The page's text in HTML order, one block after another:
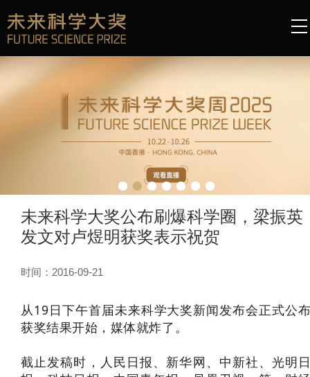
未来科学大奖公布刷爆科学圈，梁振英
发文对卢煜明获奖表示祝贺
时间：2016-09-21
从19日下午首届未来科学大奖新闻发布会正式公
获奖结果开始，媒体就炸了。
截止发稿时，人民日报、新华网、中新社、光明